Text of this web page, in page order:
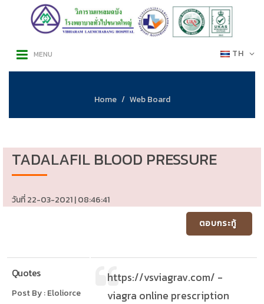
TH
MENU
Home Web Board
TADALAFIL BLOOD PRESSURE
วันที่ 22-03-2021 | 08:46:41
ตอบกระทู้
Quotes
Post By : Eloliorce
https://vsviagrav.com/ -
viagra online prescription